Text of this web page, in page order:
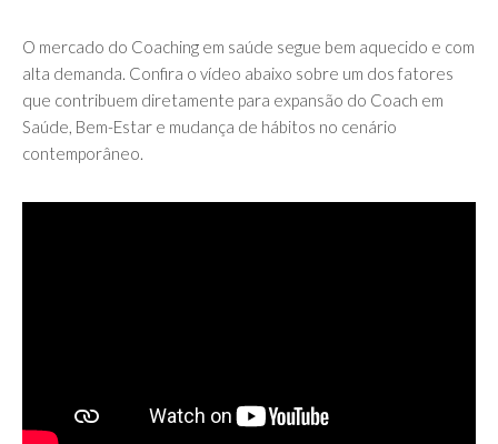
O mercado do Coaching em saúde segue bem aquecido e com
alta demanda. Confira o vídeo abaixo sobre um dos fatores
que contribuem diretamente para expansão do Coach em
Saúde, Bem-Estar e mudança de hábitos no cenário
contemporâneo.